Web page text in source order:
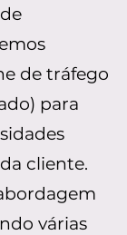
de tráfego
para
cliente.
várias